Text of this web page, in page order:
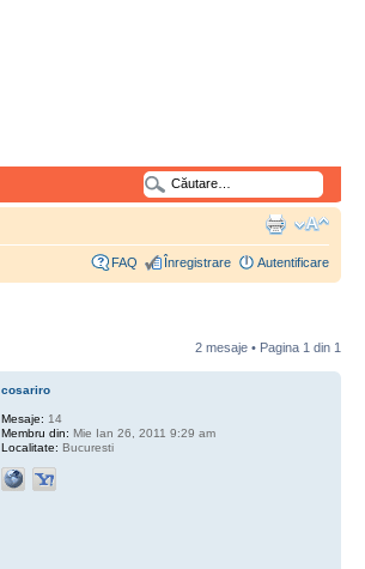
FAQ Înregistrare Autentificare
2 mesaje • Pagina 1 din 1
cosariro
Mesaje: 14
Membru din: Mie Ian 26, 2011 9:29 am
Localitate: Bucuresti